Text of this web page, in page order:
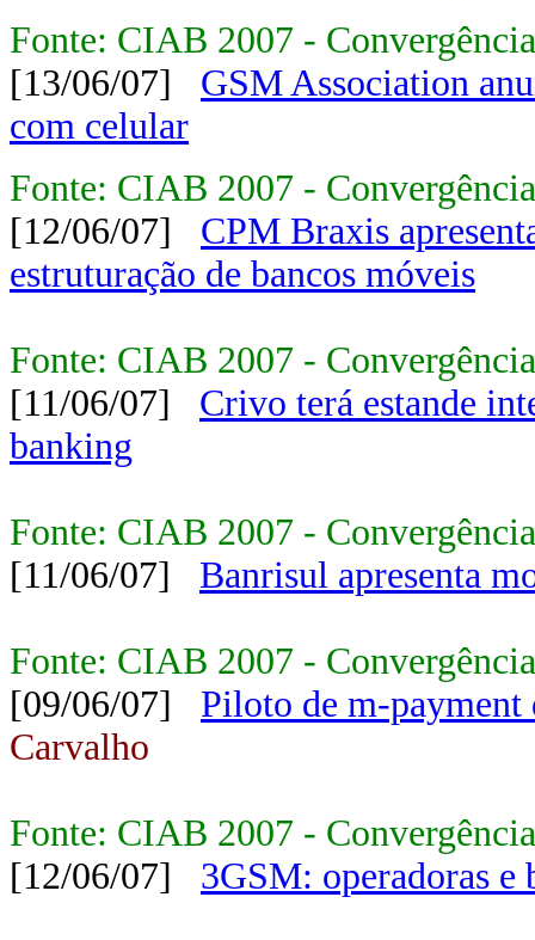
Fonte: CIAB 2007 -
[13/06/07] GSM Association
com celular
Fonte: CIAB 2007 -
[12/06/07] CPM Braxis
estruturação de bancos móveis
Fonte: CIAB 2007 -
[11/06/07] Crivo terá estande
banking
Fonte: CIAB 2007 -
[11/06/07] Banrisul apresenta
Fonte: CIAB 2007 -
[09/06/07] Piloto de m-
Carvalho
Fonte: CIAB 2007 -
[12/06/07] 3GSM: operadoras e